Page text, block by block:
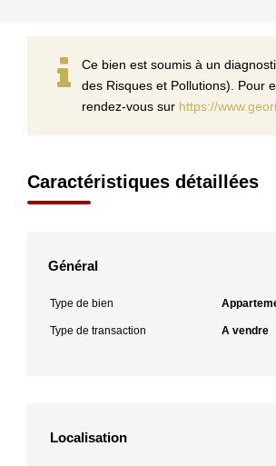
Ce bien est soumis à un
des Risques et Pollutions). Pour
rendez-vous sur https://
Caractéristiques détaillées
Général
Type de bien
Type de transaction A vendre
Localisation